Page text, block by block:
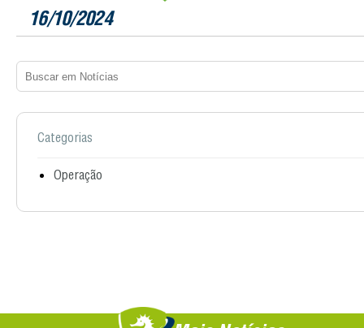
16/10/2024
Categorias
Operação